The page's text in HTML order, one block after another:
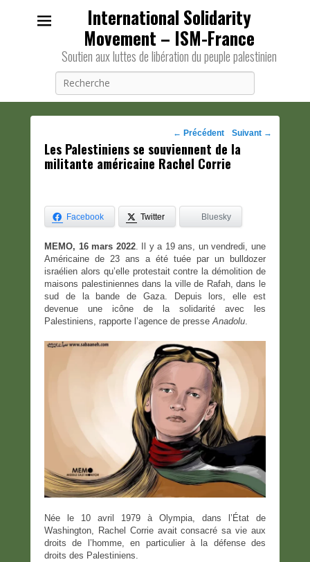
International Solidarity
Movement – ISM-France
Soutien aux luttes de libération du peuple palestinien
Navigation
des
← Précédent Suivant →
Les Palestiniens se souviennent de la
militante américaine Rachel Corrie
Facebook Twitter Bluesky
MEMO, 16 mars 2022. Il y a 19 ans, un vendredi, une
Américaine de 23 ans a été tuée par un bulldozer
israélien alors qu’elle protestait contre la démolition de
maisons palestiniennes dans la ville de Rafah, dans le
sud de la bande de Gaza. Depuis lors, elle est
devenue une icône de la solidarité avec les
Palestiniens, rapporte l’agence de presseAnadolu.
Née le 10 avril 1979 à Olympia, dans l’État de
Washington, Rachel Corrie avait consacré sa vie aux
droits de l’homme, en particulier à la défense des
droits des Palestiniens.